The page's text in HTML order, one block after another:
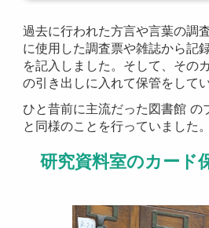
過去に行われた方言や言葉の調
に使用した調査票や雑誌から記
を記入しました。そして、その
の引き出しに入れて保管をしてい
ひと昔前に主流だった図書館 の
と同様のことを行っていました。
研究資料室のカード